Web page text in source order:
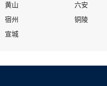
黄山
六安
宿州
铜陵
宣城